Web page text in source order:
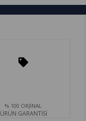
% 100 ORJİNAL
ÜRÜN GARANTİSİ